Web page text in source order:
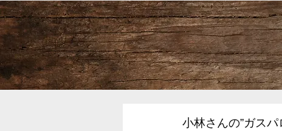
小林さんの”ガス